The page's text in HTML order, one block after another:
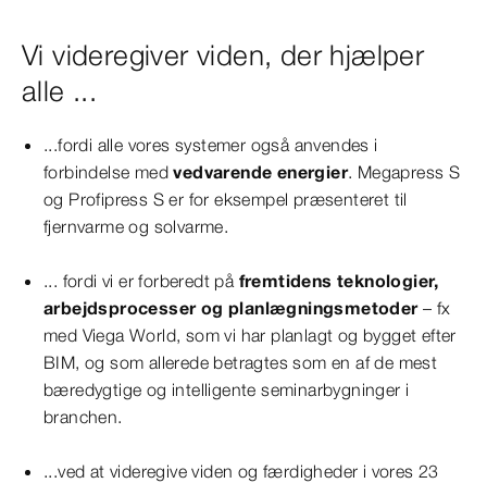
Vi videregiver viden, der hjælper
alle ...
...fordi alle vores systemer også anvendes i
forbindelse medvedvarende energier. Megapress S
og Profipress S er for eksempel præsenteret til
fjernvarme og solvarme.
... fordi vi er forberedt på fremtidens teknologier,
arbejdsprocesser og planlægningsmetoder– fx
med Viega World, som vi har planlagt og bygget efter
BIM, og som allerede betragtes som en af de mest
bæredygtige og intelligente seminarbygninger i
branchen.
...ved at videregive viden og færdigheder i vores 23